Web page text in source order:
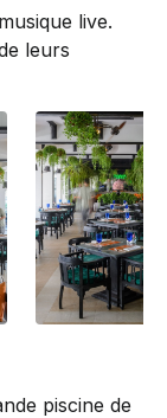
live.
leurs
piscine de